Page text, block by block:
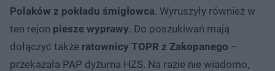
Polaków z pokładu śmigłowca. Wyruszyły również w
ten rejon piesze wyprawy. Do poszukiwań mają
dołączyć także ratownicy TOPR z Zakopanego –
przekazała PAP dyżurna HZS. Na razie nie wiadomo,